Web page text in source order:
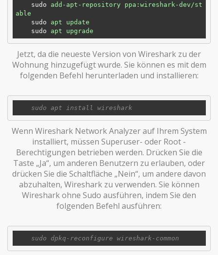
sudo
add-apt-repository ppa:wireshark-dev/st
able
sudo
apt update
sudo
apt upgrade
Jetzt, da die neueste Version von Wireshark zu der
Wohnung hinzugefügt wurde. Sie können es mit dem
folgenden Befehl herunterladen und installieren:
Wenn Wireshark Network Analyzer auf Ihrem System
installiert, müssen Superuser- oder Root -
Berechtigungen betrieben werden. Drücken Sie die
Taste „Ja“, um anderen Benutzern zu erlauben, oder
drücken Sie die Schaltfläche „Nein“, um andere davon
abzuhalten, Wireshark zu verwenden. Sie können
Wireshark ohne Sudo ausführen, indem Sie den
folgenden Befehl ausführen: